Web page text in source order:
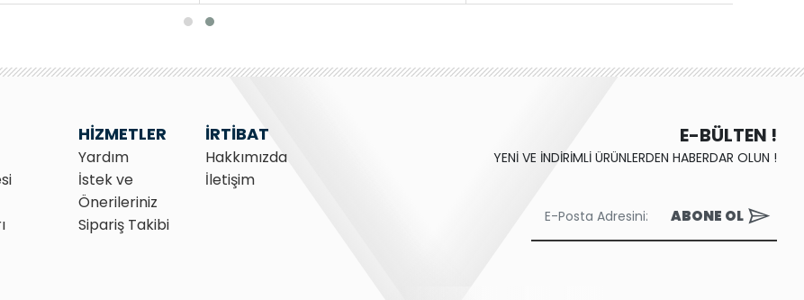
HİZMETLER
Yardım
İstek ve
Önerileriniz
Sipariş Takibi
İRTİBAT
Hakkımızda
İletişim
E-BÜLTEN !
YENİ VE İNDİRİMLİ ÜRÜNLERDEN HABERDAR OLUN !
ABONE OL